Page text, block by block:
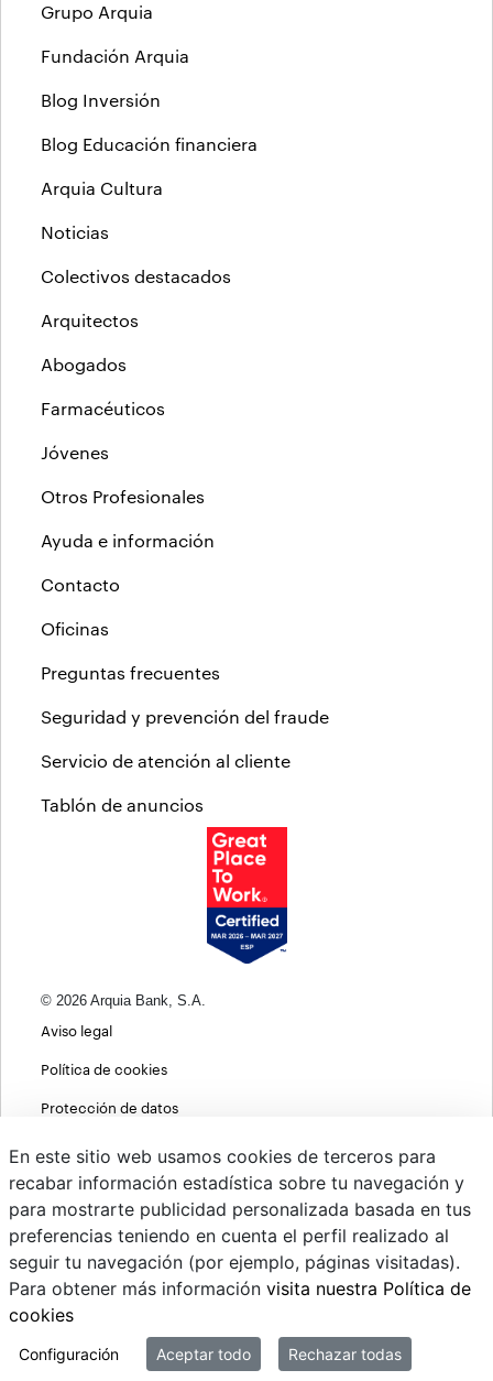
Grupo Arquia
Fundación Arquia
Blog Inversión
Blog Educación financiera
Arquia Cultura
Noticias
Colectivos destacados
Arquitectos
Abogados
Farmacéuticos
Jóvenes
Otros Profesionales
Ayuda e información
Contacto
Oficinas
Preguntas frecuentes
Seguridad y prevención del fraude
Servicio de atención al cliente
Tablón de anuncios
© 2026 Arquia Bank, S.A.
Aviso legal
Política de cookies
Protección de datos
Política de privacidad web
MIFID
PSD2
Cambio de divisas
Sistema interno de información
En este sitio web usamos cookies de terceros para
recabar información estadística sobre tu navegación y
para mostrarte publicidad personalizada basada en tus
preferencias teniendo en cuenta el perfil realizado al
seguir tu navegación (por ejemplo, páginas visitadas).
Para obtener más información visita nuestra Política de
cookies
Configuración Aceptar todo Rechazar todas